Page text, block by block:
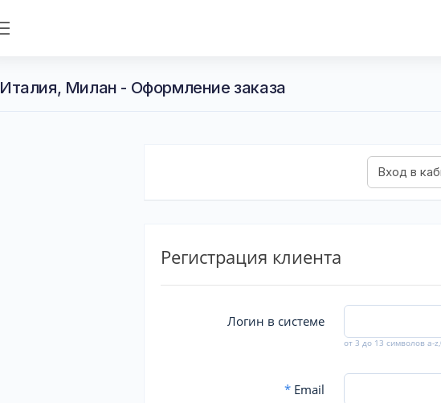
Италия, Милан - Оформление заказа
Регистрация клиента
Логин в системе
от 3 до 13 символов a-
*Email